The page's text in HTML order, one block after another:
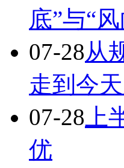
底”与“
07-28从
走到今天
07-28
优